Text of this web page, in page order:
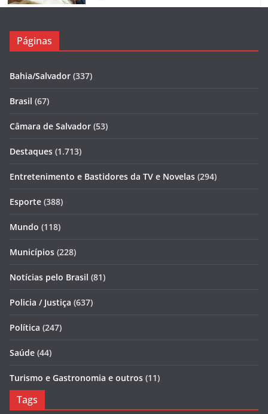
Páginas
Bahia/Salvador (337)
Brasil (67)
Câmara de Salvador (53)
Destaques (1.713)
Entretenimento e Bastidores da TV e Novelas (294)
Esporte (388)
Mundo (118)
Municípios (228)
Notícias pelo Brasil (81)
Policia / Justiça (637)
Política (247)
Saúde (44)
Turismo e Gastronomia e outros (11)
Tags